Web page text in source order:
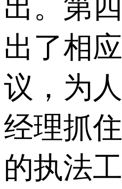
出。第
出了相
议，为
经理抓
的执法